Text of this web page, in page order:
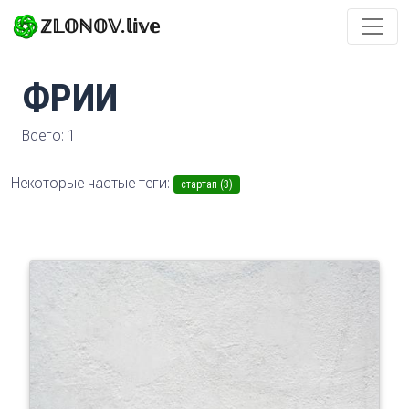
ℤ𝕃𝕆ℕ𝕆𝕍.𝕝𝕚𝕧𝕖
ФРИИ
Всего: 1
Некоторые частые теги: стартап (3)